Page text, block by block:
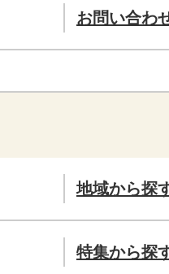
お問い合わ
地域から探
特集から探